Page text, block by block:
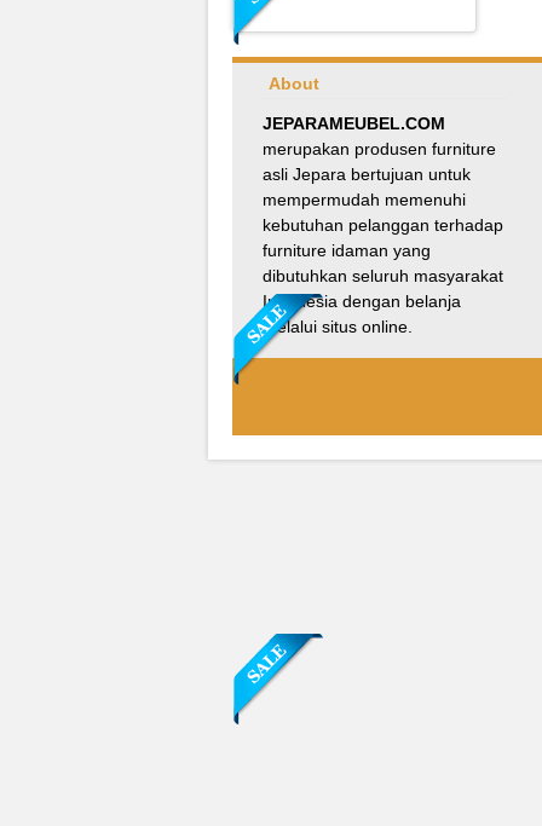
Meja Makan Oval Minimalis
Kursi Silang
Rp 8.100.0009.000.000
About
JEPARAMEUBEL.COM
merupakan produsen furniture
asli Jepara bertujuan untuk
mempermudah memenuhi
kebutuhan pelanggan terhadap
furniture idaman yang
dibutuhkan seluruh masyarakat
Indonesia dengan belanja
melalui situs online.